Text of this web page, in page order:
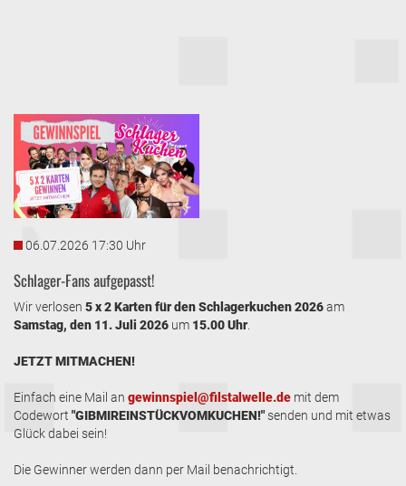
06.07.2026 17:30 Uhr
Schlager-Fans aufgepasst!
Wir verlosen 5 x 2 Karten für den Schlagerkuchen 2026am
Samstag, den 11. Juli 2026 um 15.00 Uhr.
JETZT MITMACHEN!
Einfach eine Mail an gewinnspiel@filstalwelle.de mit dem
Codewort "GIBMIREINSTÜCKVOMKUCHEN!"senden und mit etwas
Glück dabei sein!
Die Gewinner werden dann per Mail benachrichtigt.